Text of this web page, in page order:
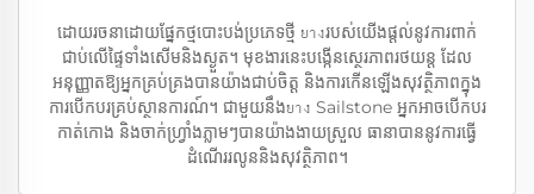
ដោយរចនាដោយផ្នែកថ្មបោះបង់ប្រភេទថ្មី ยางរបស់យើងផ្តល់នូវការពាក់
ជាប់លើផ្ទៃទាំងសើមនិងស្ងួត។ មុខងារនេះបង្កើនស្ថេរភាពរថយន្ត ដែល
អនុញ្ញាតឱ្យអ្នកគ្រប់គ្រងបានយ៉ាងជាប់ចិត្ត និងការកើនឡើងសុវត្ថិភាពក្នុង
ការបើកបរគ្រប់ស្ថានការណ៍។ ជាមួយនឹងยาง Sailstone អ្នកអាចបើកបរ
កាត់កោង និងចាក់ហ្រ្វាំងភ្លាមៗបានយ៉ាងងាយស្រួល ធានាបាននូវការធ្វើ
ដំណើររលូននិងសុវត្ថិភាព។